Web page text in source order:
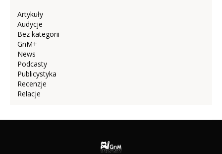
Artykuły
Audycje
Bez kategorii
GnM+
News
Podcasty
Publicystyka
Recenzje
Relacje